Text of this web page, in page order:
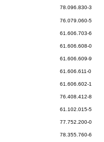
78.096.830-3
76.079.060-5
61.606.703-6
61.606.608-0
61.606.609-9
61.606.611-0
61.606.602-1
76.408.412-8
61.102.015-5
77.752.200-0
78.355.760-6